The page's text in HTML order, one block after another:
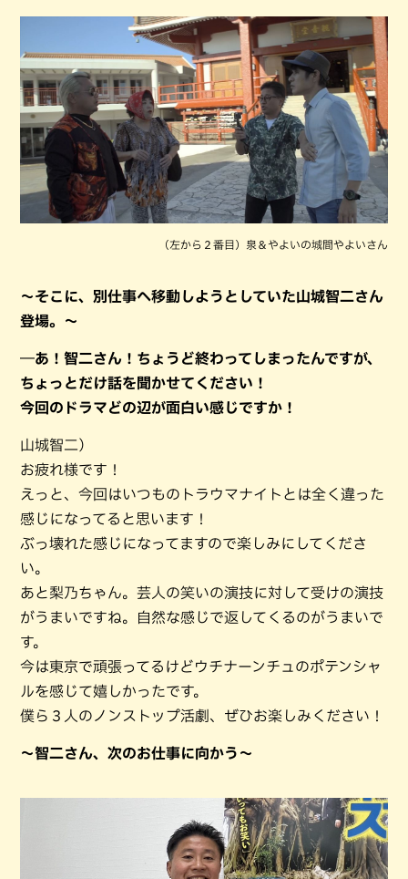
（左から２番目）泉＆やよいの城間やよいさん
～そこに、別仕事へ移動しようとしていた山城智二さん
登場。～
―あ！智二さん！ちょうど終わってしまったんですが、
ちょっとだけ話を聞かせてください！
今回のドラマどの辺が面白い感じですか！
山城智二）
お疲れ様です！
えっと、今回はいつものトラウマナイトとは全く違った
感じになってると思います！
ぶっ壊れた感じになってますので楽しみにしてくださ
い。
あと梨乃ちゃん。芸人の笑いの演技に対して受けの演技
がうまいですね。自然な感じで返してくるのがうまいで
す。
今は東京で頑張ってるけどウチナーンチュのポテンシャ
ルを感じて嬉しかったです。
僕ら３人のノンストップ活劇、ぜひお楽しみください！
～智二さん、次のお仕事に向かう～